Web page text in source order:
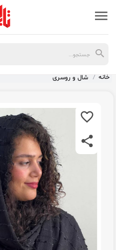
خانه شال و روسری